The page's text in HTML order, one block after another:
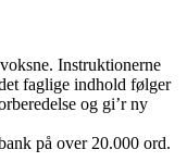
Instruktionerne
faglige indhold følger
og gi’r ny
på over 20.000 ord.